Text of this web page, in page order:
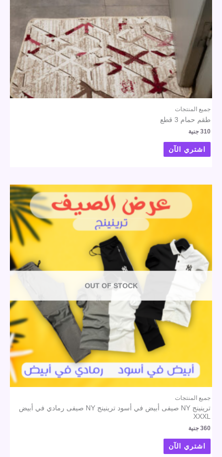
جميع المنتجات
طقم حمام 3 قطع
310 جنية
اشتري الآن
OUT OF STOCK
جميع المنتجات
ترينينج NY صيفى أبيض في أسود ترينينج NY صيفى رمادي في أبيض
XXXL
360 جنية
اشتري الآن